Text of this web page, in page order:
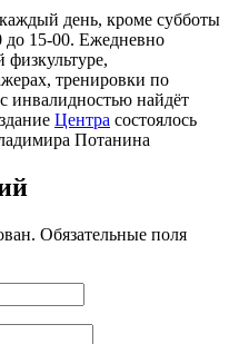
день, кроме субботы
до 15-00. Ежедневно
физкультуре,
тренировки по
инвалидностью найдёт
Центра состоялось
Потанина
Обязательные поля